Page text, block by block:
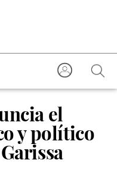
el
y político